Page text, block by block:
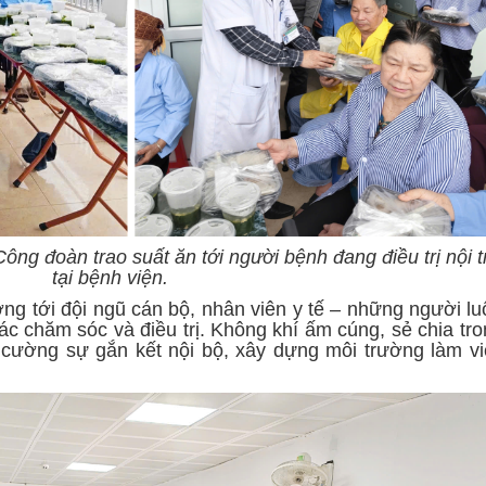
đoàn trao suất ăn tới người bệnh đang điều trị nội
tại bệnh viện.
tới đội ngũ cán bộ, nhân viên y tế – những người
chăm sóc và điều trị. Không khí ấm cúng, sẻ chia
sự gắn kết nội bộ, xây dựng môi trường làm